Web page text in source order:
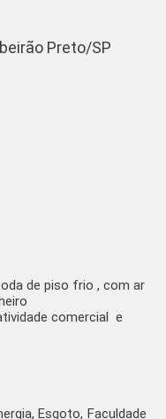
Preto/SP
de piso frio , com ar
comercial e
Esgoto, Faculdade